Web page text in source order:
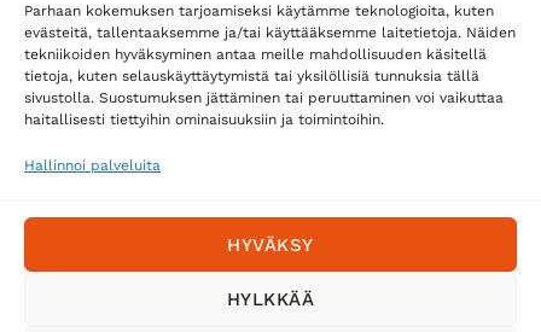
Parhaan kokemuksen tarjoamiseksi käytämme teknologioita, kuten
evästeitä, tallentaaksemme ja/tai käyttääksemme laitetietoja. Näiden
tekniikoiden hyväksyminen antaa meille mahdollisuuden käsitellä
tietoja, kuten selauskäyttäytymistä tai yksilöllisiä tunnuksia tällä
sivustolla. Suostumuksen jättäminen tai peruuttaminen voi vaikuttaa
haitallisesti tiettyihin ominaisuuksiin ja toimintoihin.
Hallinnoi palveluita
HYVÄKSY
HYLKKÄÄ